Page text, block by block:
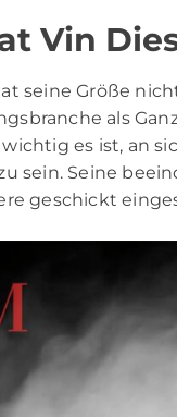
Vin
seine Größe
als
es ist, an
sein. Seine
geschickt